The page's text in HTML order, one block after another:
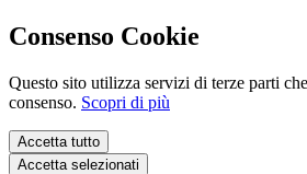
Consenso Cookie
Questo sito utilizza servizi di terze parti
consenso. Scopri di più
Accetta tutto
Accetta selezionati